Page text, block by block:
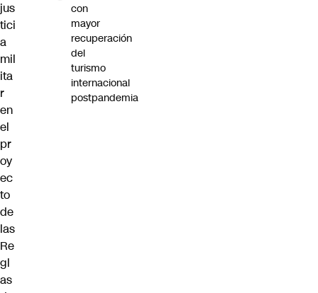
jus
tici
a
mil
ita
r
en
el
pr
oy
ec
to
de
las
Re
gl
as
con
mayor
recuperación
del
turismo
internacional
postpandemia